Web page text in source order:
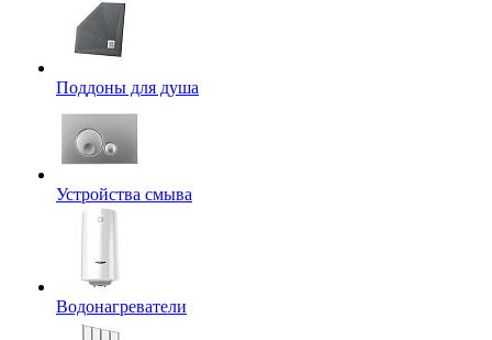
Поддоны для душа
Устройства смыва
Водонагреватели